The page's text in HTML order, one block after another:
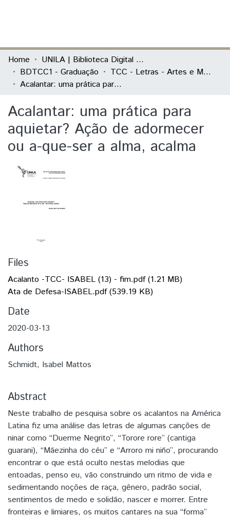
Communities & Collections
All of DSpace
Home
UNILA | Biblioteca Digital de Trabalhos de Conclusão de Curso
BDTCC1 - Graduação
TCC - Letras - Artes e Mediação Cultural
Acalantar: uma prática para aquietar? Ação de adormecer ou a-que-ser a alma, acalma
Acalantar: uma prática para
aquietar? Ação de adormecer
ou a-que-ser a alma, acalma
Files
Acalanto -TCC- ISABEL (13) - fim.pdf(1.21 MB)
Ata de Defesa-ISABEL.pdf(539.19 KB)
Date
2020-03-13
Authors
Schmidt, Isabel Mattos
Abstract
Neste trabalho de pesquisa sobre os acalantos na América
Latina fiz uma análise das letras de algumas canções de
ninar como “Duerme Negrito”, “Torore rore” (cantiga
guarani), “Mãezinha do céu” e “Arroro mi niño”, procurando
encontrar o que está oculto nestas melodias que
entoadas, penso eu, vão construindo um ritmo de vida e
sedimentando noções de raça, gênero, padrão social,
sentimentos de medo e solidão, nascer e morrer. Entre
fronteiras e limiares, os muitos cantares na sua “forma”